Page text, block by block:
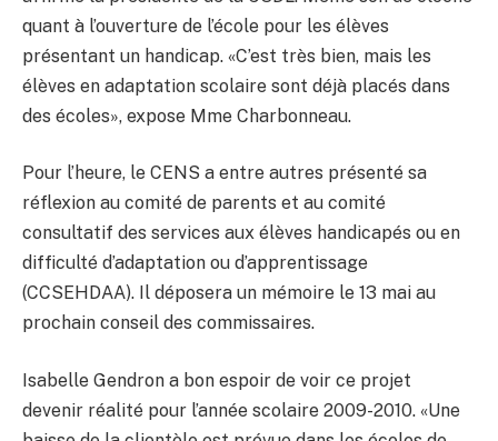
quant à l’ouverture de l’école pour les élèves
présentant un handicap. «C’est très bien, mais les
élèves en adaptation scolaire sont déjà placés dans
des écoles», expose Mme Charbonneau.
Pour l’heure, le CENS a entre autres présenté sa
réflexion au comité de parents et au comité
consultatif des services aux élèves handicapés ou en
difficulté d’adaptation ou d’apprentissage
(CCSEHDAA). Il déposera un mémoire le 13 mai au
prochain conseil des commissaires.
Isabelle Gendron a bon espoir de voir ce projet
devenir réalité pour l’année scolaire 2009-2010. «Une